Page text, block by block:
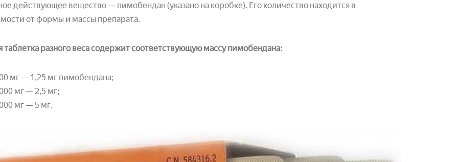
действующее вещество — пимобендан (указано на коробке). Его количество находится в
от формы и массы препарата.
таблетка разного веса содержит соответствующую массу пимобендана:
мг — 1,25 мг пимобендана;
мг — 2,5 мг;
мг — 5 мг.